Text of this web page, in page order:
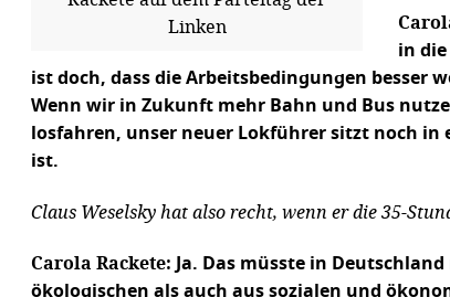
Linken
in
ist doch, dass die Arbeitsbedingungen besser
Wenn wir in Zukunft mehr Bahn und Bus
losfahren, unser neuer Lokführer sitzt noch in
ist.
Claus Weselsky hat also recht, wenn er die 35-
Carola Rackete:
Ja. Das müsste in
ökologischen als auch aus sozialen und